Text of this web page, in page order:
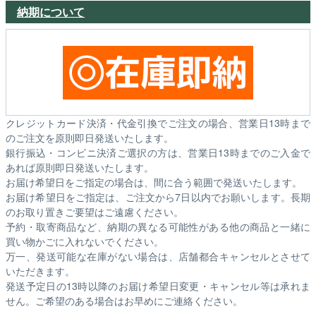
納期について
クレジットカード決済・代金引換でご注文の場合、営業日13時まで
のご注文を原則即日発送いたします。
銀行振込・コンビニ決済ご選択の方は、営業日13時までのご入金で
あれば原則即日発送いたします。
お届け希望日をご指定の場合は、間に合う範囲で発送いたします。
お届け希望日をご指定は、ご注文から7日以内でお願いします。長期
のお取り置きご要望はご遠慮ください。
予約・取寄商品など、納期の異なる可能性がある他の商品と一緒に
買い物かごに入れないでください。
万一、発送可能な在庫がない場合は、店舗都合キャンセルとさせて
いただきます。
発送予定日の13時以降のお届け希望日変更・キャンセル等は承れま
せん。ご希望のある場合はお早めにご連絡ください。